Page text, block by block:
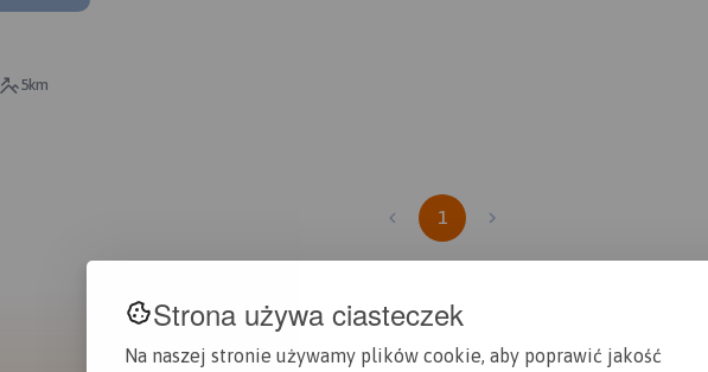
Strona używa ciasteczek
Na naszej stronie używamy plików cookie, aby poprawić jakość
5km
1